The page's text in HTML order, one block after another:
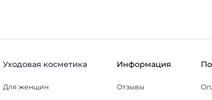
Уходовая косметика
Для женщин
Информация
Отзывы